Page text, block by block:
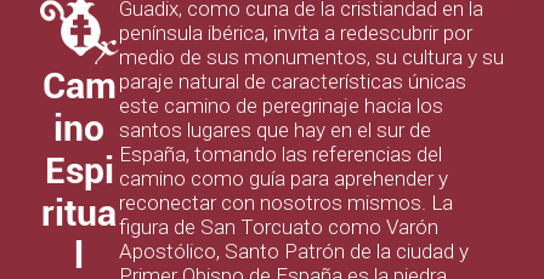
Cam
ino
Espi
ritua
Guadix, como cuna de la cristiandad en la
península ibérica, invita a redescubrir por
medio de sus monumentos, su cultura y su
paraje natural de características únicas
este camino de peregrinaje hacia los
santos lugares que hay en el sur de
España, tomando las referencias del
camino como guía para aprehender y
reconectar con nosotros mismos. La
figura de San Torcuato como Varón
Apostólico, Santo Patrón de la ciudad y